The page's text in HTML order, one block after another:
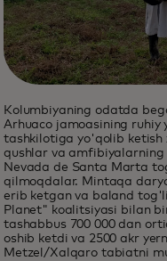
Kolumbiyaning odatda
Arhuaco jamoasining ruhiy
tashkilotiga yo'qolib ketish
qushlar va
Nevada de Santa Marta
qilmoqdalar. Mintaqa
erib ketgan va baland
Planet" koalitsiyasi bilan
tashabbus 700 000 dan
oshib ketdi va 2500 akr
Metzel/Xalqaro tabiatni